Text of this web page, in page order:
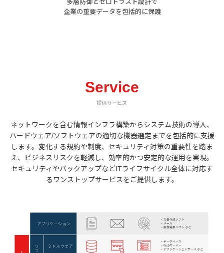
多層防御とゼロトラスト設計で
企業の重要データを包括的に保護
Service
提供サービス
ネットワークを含む情報インフラ構築からシステム技術の導入、
ハードウェア/ソフトウェアの適切な機器選定までを包括的に支援
します。変化する規約や制度、セキュリティ対策の重要性を踏ま
え、ビジネスリスクを軽減し、効率的かつ安定的な運用を実現。
セキュリティやバックアップなどITライフサイクル全体に対応す
るワンストップサービスをご提供します。